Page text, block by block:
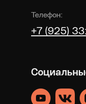
+7 (925)
Телефон: